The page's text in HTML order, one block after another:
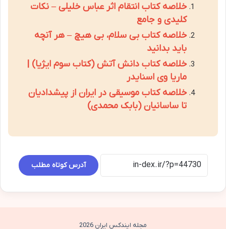
خلاصه کتاب انتقام اثر عباس خلیلی – نکات
کلیدی و جامع
خلاصه کتاب بی سلام، بی هیچ – هر آنچه
باید بدانید
خلاصه کتاب دانش آتش (کتاب سوم ایژیا) |
ماریا وی اسنایدر
خلاصه کتاب موسیقی در ایران از پیشدادیان
تا ساسانیان (بابک محمدی)
آدرس کوتاه مطلب
مجله ایندکس ایران 2026